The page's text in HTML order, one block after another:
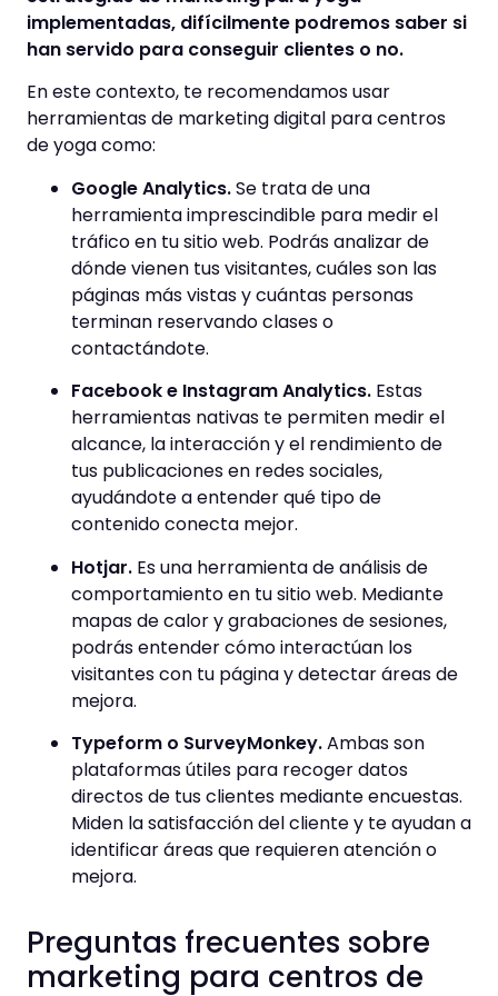
implementadas, difícilmente podremos saber si
han servido para conseguir clientes o no.
En este contexto, te recomendamos usar
herramientas de marketing digital para centros
de yoga como:
Google Analytics.Se trata de una
herramienta imprescindible para medir el
tráfico en tu sitio web. Podrás analizar de
dónde vienen tus visitantes, cuáles son las
páginas más vistas y cuántas personas
terminan reservando clases o
contactándote.
Facebook e Instagram Analytics. Estas
herramientas nativas te permiten medir el
alcance, la interacción y el rendimiento de
tus publicaciones en redes sociales,
ayudándote a entender qué tipo de
contenido conecta mejor.
Hotjar. Es una herramienta de análisis de
comportamiento en tu sitio web. Mediante
mapas de calor y grabaciones de sesiones,
podrás entender cómo interactúan los
visitantes con tu página y detectar áreas de
mejora.
Typeform o SurveyMonkey.Ambas son
plataformas útiles para recoger datos
directos de tus clientes mediante encuestas.
Miden la satisfacción del cliente y te ayudan a
identificar áreas que requieren atención o
mejora.
Preguntas frecuentes sobre
marketing para centros de